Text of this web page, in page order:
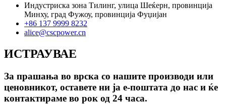
Индустриска зона Тилинг, улица Шеќерн, провинција
Минху, град Фужоу, провинција Фуџијан
+86 137 9999 8232
alice@cscpower.cn
ИСТРАУВАЕ
За прашања во врска со нашите производи или
ценовникот, оставете ни ја е-поштата до нас и ќе
контактираме во рок од 24 часа.